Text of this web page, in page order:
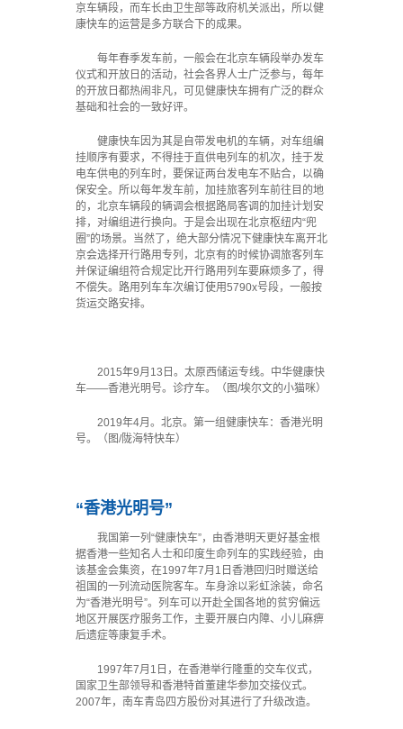
京车辆段，而车长由卫生部等政府机关派出，所以健
康快车的运营是多方联合下的成果。
每年春季发车前，一般会在北京车辆段举办发车
仪式和开放日的活动，社会各界人士广泛参与，每年
的开放日都热闹非凡，可见健康快车拥有广泛的群众
基础和社会的一致好评。
健康快车因为其是自带发电机的车辆，对车组编
挂顺序有要求，不得挂于直供电列车的机次，挂于发
电车供电的列车时，要保证两台发电车不贴合，以确
保安全。所以每年发车前，加挂旅客列车前往目的地
的，北京车辆段的辆调会根据路局客调的加挂计划安
排，对编组进行换向。于是会出现在北京枢纽内“兜
圈”的场景。当然了，绝大部分情况下健康快车离开北
京会选择开行路用专列，北京有的时候协调旅客列车
并保证编组符合规定比开行路用列车要麻烦多了，得
不偿失。路用列车车次编订使用5790x号段，一般按
货运交路安排。
2015年9月13日。太原西储运专线。中华健康快
车——香港光明号。诊疗车。（图/埃尔文的小猫咪）
2019年4月。北京。第一组健康快车：香港光明
号。（图/陇海特快车）
“香港光明号”
我国第一列“健康快车”，由香港明天更好基金根
据香港一些知名人士和印度生命列车的实践经验，由
该基金会集资，在1997年7月1日香港回归时赠送给
祖国的一列流动医院客车。车身涂以彩虹涂装，命名
为“香港光明号”。列车可以开赴全国各地的贫穷偏远
地区开展医疗服务工作，主要开展白内障、小儿麻痹
后遗症等康复手术。
1997年7月1日，在香港举行隆重的交车仪式，
国家卫生部领导和香港特首董建华参加交接仪式。
2007年，南车青岛四方股份对其进行了升级改造。